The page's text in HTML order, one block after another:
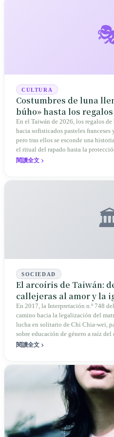
CULTURA
Costumbres de luna
búho» hasta los
centenaria de la
Taiwán
En el Taiwán de 2026, los regalos
hacia sofisticados pasteles
pero tras ellos se esconde una
el ritual del rapado hasta la
cultura de crianza ha pasado de un
閱讀全文
SOCIEDAD
El arcoíris de Taiwán:
callejeras al amor y la
"Planeta Weimeng"
En 2017, la Interpretación n.º 748
camino hacia la legalización del
lucha en solitario de Chi Chia-wei,
sobre educación de género a raíz del
dulzura cotidiana de "Weimeng",
閱讀全文